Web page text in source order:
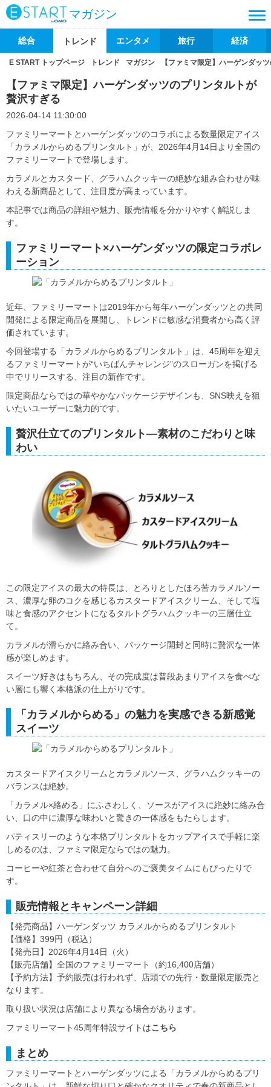
マガジン
総合 トレンド エンタメ 旅行 経済
E START トップページ トレンド マガジン 【ファミマ限定】ハーゲンダッ
【ファミマ限定】ハーゲンダッツのプリンタルトが
贅沢すぎる
2026-04-14 11:30:00
ファミリーマートとハーゲンダッツのコラボによる数量限定アイス
「カラメルからめるプリンタルト」が、2026年4月14日より全国の
ファミリーマートで登場します。
カラメルとカスタード、グラハムクッキーの絶妙な組み合わせが味
わえる新商品として、注目度が高まっています。
本記事では商品の詳細や魅力、販売情報を分かりやすく解説しま
す。
ファミリーマート×ハーゲンダッツの限定コラボレ
ーション
近年、ファミリーマートは2019年から毎年ハーゲンダッツとの共同
開発による限定商品を展開し、トレンドに敏感な消費者から高く評
価されています。
今回登場する「カラメルからめるプリンタルト」は、45周年を迎え
るファミリーマートが“いちばんチャレンジ”のスローガンを掲げる
中でリリースする、注目の新作です。
限定商品ならではの華やかなパッケージデザインも、SNS映えを狙
いたいユーザーに魅力的です。
贅沢仕立てのプリンタルト―素材のこだわりと味
わい
この限定アイスの最大の特長は、とろりとしたほろ苦カラメルソー
ス、濃厚な卵のコクを感じるカスタードアイスクリーム、そして塩
味と食感のアクセントになるタルトグラハムクッキーの三層仕立
て。
カラメルが滑らかに絡み合い、パッケージ開封と同時に贅沢な一体
感が楽しめます。
スイーツ好きはもちろん、その完成度は普段あまりアイスを食べな
い層にも響く本格派の仕上がりです。
「カラメルからめる」の魅力を実感できる新感覚
スイーツ
カスタードアイスクリームとカラメルソース、グラハムクッキーの
バランスは絶妙。
「カラメル×絡める」にふさわしく、ソースがアイスに絶妙に絡み合
い、口の中に濃厚な味わいと驚きの一体感をもたらします。
パティスリーのような本格プリンタルトをカップアイスで手軽に楽
しめるのは、ファミマ限定ならではの魅力。
コーヒーや紅茶と合わせて自分へのご褒美タイムにもぴったりで
す。
販売情報とキャンペーン詳細
【発売商品】ハーゲンダッツ カラメルからめるプリンタルト
【価格】399円（税込）
【発売日】2026年4月14日（火）
【販売店舗】全国のファミリーマート（約16,400店舗）
【予約方法】予約販売は行われず、店頭での先行・数量限定販売と
なります。
取り扱い状況は店舗により異なる場合があります。
ファミリーマート45周年特設サイトはこちら
まとめ
ファミリーマートとハーゲンダッツによる「カラメルからめるプリ